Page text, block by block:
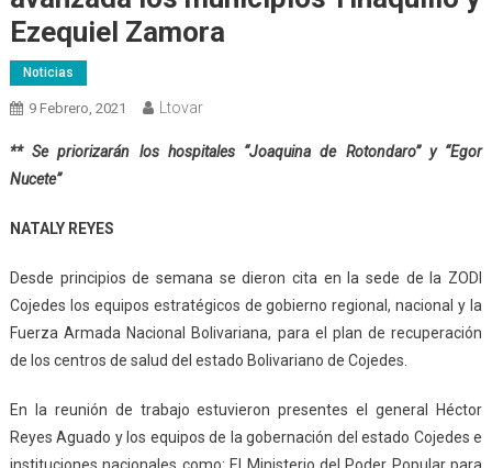
Ezequiel Zamora
Noticias
9 Febrero, 2021 Ltovar
** Sepriorizarán los hospitales “Joaquina de Rotondaro” y “Egor
Nucete”
NATALY REYES
Desde principios de semana se dieron cita en la sede de la ZODI
Cojedes los equipos estratégicos de gobierno regional, nacional y la
Fuerza Armada Nacional Bolivariana, para el plan de recuperación
de los centros de salud del estado Bolivariano de Cojedes.
En la reunión de trabajo estuvieron presentes el general Héctor
Reyes Aguado y los equipos de la gobernación del estado Cojedes e